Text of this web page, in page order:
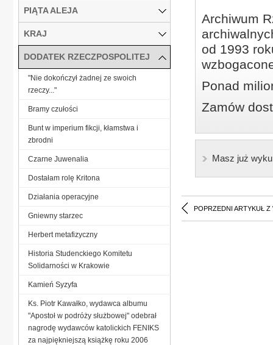
Archiwum
od 1993
Ponad
Zamów
Masz już
POPRZEDNI ARTYKUŁ Z
PIĄTA ALEJA
KRAJ
DODATEK RZECZPOSPOLITEJ
"Nie dokończył żadnej ze swoich
rzeczy..."
Bramy czułości
Bunt w imperium fikcji, kłamstwa i
zbrodni
Czarne Juwenalia
Dostałam rolę Kritona
Działania operacyjne
Gniewny starzec
Herbert metafizyczny
Historia Studenckiego Komitetu
Solidarności w Krakowie
Kamień Syzyfa
Ks. Piotr Kawałko, wydawca albumu
"Apostoł w podróży służbowej" odebrał
nagrodę wydawców katolickich FENIKS
za najpiękniejszą książkę roku 2006